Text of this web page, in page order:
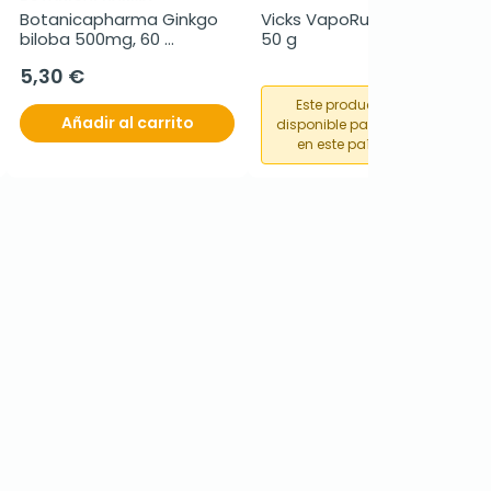
Botanicapharma Ginkgo
biloba 500mg, 60
5,30 €
Añadir al carrito
Vicks VapoRub pomada,
50 g
Este producto no está
disponible para su compra
en este país o región.